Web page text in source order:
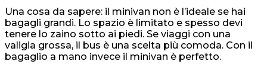
Una cosa da sapere: il minivan non è l’ideale se hai
bagagli grandi. Lo spazio è limitato e spesso devi
tenere lo zaino sotto ai piedi. Se viaggi con una
valigia grossa, il bus è una scelta più comoda. Con il
bagaglio a mano invece il minivan è perfetto.